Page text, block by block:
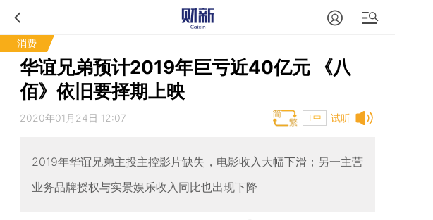
消费
华谊兄弟预计2019年巨亏近40亿元 《八
佰》依旧要择期上映
试听
2020年01月24日 12:07 T中
2019年华谊兄弟主投主控影片缺失，电影收入大幅下滑；另一主营
业务品牌授权与实景娱乐收入同比也出现下降